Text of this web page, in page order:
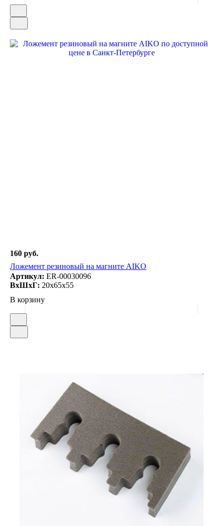
160 руб.
Ложемент резиновый на магните AIKO
Артикул: ER-00030096
ВxШxГ: 20x65x55
В корзину